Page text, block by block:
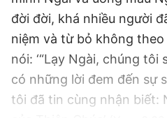
đời đời, khá nhiều người
niệm và từ bỏ không theo
nói: ‘“Lạy Ngài, chúng tôi
có những lời đem đến sự
tôi đã tin cùng nhận biết: